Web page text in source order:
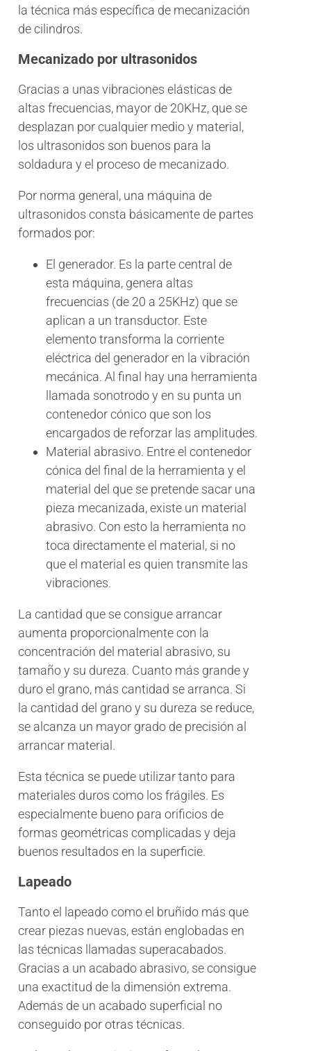
la técnica más específica de mecanización
de cilindros.
Mecanizado por ultrasonidos
Gracias a unas vibraciones elásticas de
altas frecuencias, mayor de 20KHz, que se
desplazan por cualquier medio y material,
los ultrasonidos son buenos para la
soldadura y el proceso de mecanizado.
Por norma general, una máquina de
ultrasonidos consta básicamente de partes
formados por:
El generador. Es la parte central de
esta máquina, genera altas
frecuencias (de 20 a 25KHz) que se
aplican a un transductor. Este
elemento transforma la corriente
eléctrica del generador en la vibración
mecánica. Al final hay una herramienta
llamada sonotrodo y en su punta un
contenedor cónico que son los
encargados de reforzar las amplitudes.
Material abrasivo. Entre el contenedor
cónica del final de la herramienta y el
material del que se pretende sacar una
pieza mecanizada, existe un material
abrasivo. Con esto la herramienta no
toca directamente el material, si no
que el material es quien transmite las
vibraciones.
La cantidad que se consigue arrancar
aumenta proporcionalmente con la
concentración del material abrasivo, su
tamaño y su dureza. Cuanto más grande y
duro el grano, más cantidad se arranca. Si
la cantidad del grano y su dureza se reduce,
se alcanza un mayor grado de precisión al
arrancar material.
Esta técnica se puede utilizar tanto para
materiales duros como los frágiles. Es
especialmente bueno para orificios de
formas geométricas complicadas y deja
buenos resultados en la superficie.
Lapeado
Tanto el lapeado como el bruñido más que
crear piezas nuevas, están englobadas en
las técnicas llamadas superacabados.
Gracias a un acabado abrasivo, se consigue
una exactitud de la dimensión extrema.
Además de un acabado superficial no
conseguido por otras técnicas.